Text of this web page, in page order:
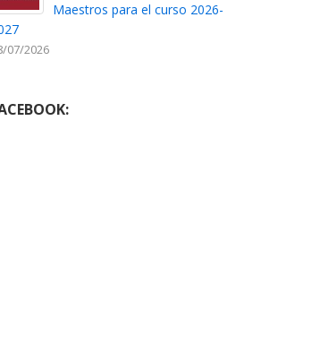
Maestros para el curso 2026-
07/2026